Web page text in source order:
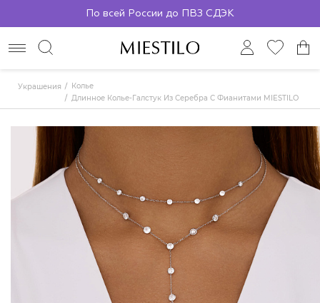
По всей России до ПВЗ СДЭК
Украшения
Колье
Длинное Колье-Галстук Из Серебра С Фианитами MIESTILO